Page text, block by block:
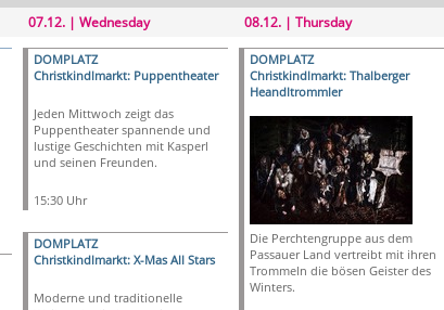
07.12. | Wednesday
DOMPLATZ
Christkindlmarkt: Puppentheater
Jeden Mittwoch zeigt das
Puppentheater spannende und
lustige Geschichten mit Kasperl
und seinen Freunden.
15:30 Uhr
DOMPLATZ
Christkindlmarkt: X-Mas All Stars
Moderne und traditionelle
08.12. | Thursday
DOMPLATZ
Christkindlmarkt: Thalberger
Heandltrommler
Die Perchtengruppe aus dem
Passauer Land vertreibt mit ihren
Trommeln die bösen Geister des
Winters.